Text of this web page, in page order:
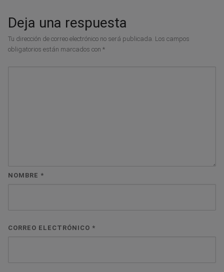
Deja una respuesta
Tu dirección de correo electrónico no será publicada. Los campos
obligatorios están marcados con *
NOMBRE *
CORREO ELECTRÓNICO *